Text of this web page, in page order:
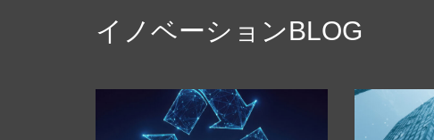
イノベーションBLOG